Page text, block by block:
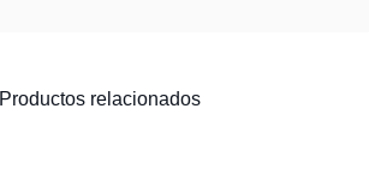
Productos relacionados